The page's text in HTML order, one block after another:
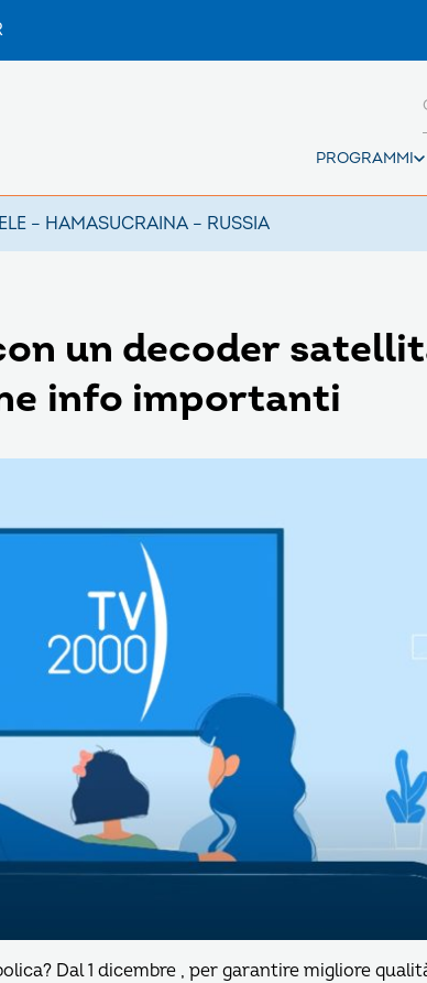
PROGRAMMI
– HAMASUCRAINA – RUSSIA
un decoder
info importanti
Dal 1 dicembre , per garantire migliore